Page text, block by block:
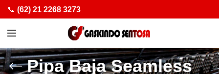
📞 (62) 21 2268 3273
Pipa Baja Seamless